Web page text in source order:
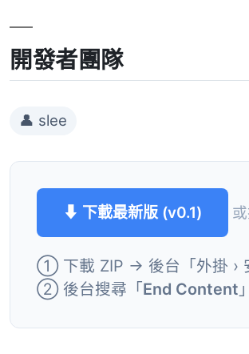
開發者團隊
👤 slee
⬇ 下載最新版 (v0.1)
① 下載 ZIP → 後台「外掛 ›
② 後台搜尋「End Content